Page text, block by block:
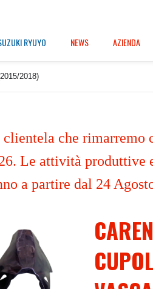
RYUYO NEWS AZIENDA
2018)
che rimarremo
Le attività produttive
a partire dal 24